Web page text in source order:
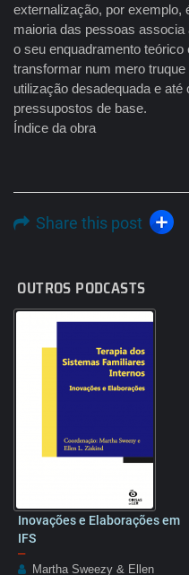
externalização, por exemplo,
maioria das pessoas
o seu enquadramento teórico
transformar num mero
utilização desadequada e
pressupostos de base.
Índice da obra
Share this post
OUTROS PODCASTS
Inovações e Elaborações em
IFS
–
Martha Sweezy & Ellen